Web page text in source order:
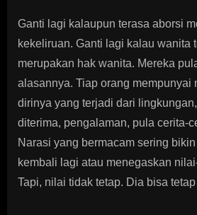
Ganti lagi kalaupun terasa aborsi
kekeliruan. Ganti lagi kalau wanita
merupakan hak wanita. Mereka
alasannya. Tiap orang mempunyai
dirinya yang terjadi dari
diterima, pengalaman, pula cerita-
Narasi yang bermacam sering
kembali lagi atau menegaskan
Tapi, nilai tidak tetap. Dia bisa